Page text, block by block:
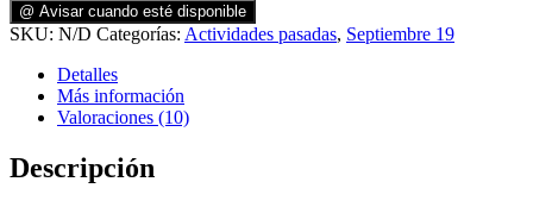
@ Avisar cuando esté disponible
SKU: N/D Categorías: Actividades pasadas, Septiembre 19
Detalles
Más información
Valoraciones (10)
Descripción